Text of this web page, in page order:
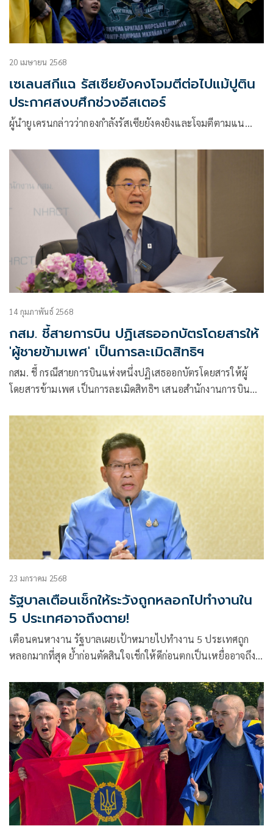
20 เมษายน 2568
เซเลนสกีแฉ รัสเซียยังคงโจมตีต่อไปแม้ปูติน
ประกาศสงบศึกช่วงอีสเตอร์
ผู้นำยูเครนกล่าวว่ากองกำลังรัสเซียยังคงยิงและโจมตีตามแน…
14 กุมภาพันธ์ 2568
กสม. ชี้สายการบิน ปฏิเสธออกบัตรโดยสารให้
'ผู้ชายข้ามเพศ' เป็นการละเมิดสิทธิฯ
กสม. ชี้ กรณีสายการบินแห่งหนึ่งปฏิเสธออกบัตรโดยสารให้ผู้
โดยสารข้ามเพศ เป็นการละเมิดสิทธิฯ เสนอสำนักงานการบิน
23 มกราคม 2568
รัฐบาลเตือนเช็กให้ระวังถูกหลอกไปทำงานใน
5 ประเทศอาจถึงตาย!
เตือนคนหางาน รัฐบาลเผยเป้าหมายไปทำงาน 5 ประเทศถูก
หลอกมากที่สุด ย้ำก่อนตัดสินใจเช็กให้ดีก่อนตกเป็นเหยื่ออาจถึง